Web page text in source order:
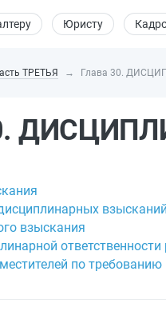
Юристу
ТРЕТЬЯ Глава 30.
взысканий
взыскания
по